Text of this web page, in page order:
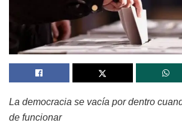
La democracia se vacía por dentro
de funcionar